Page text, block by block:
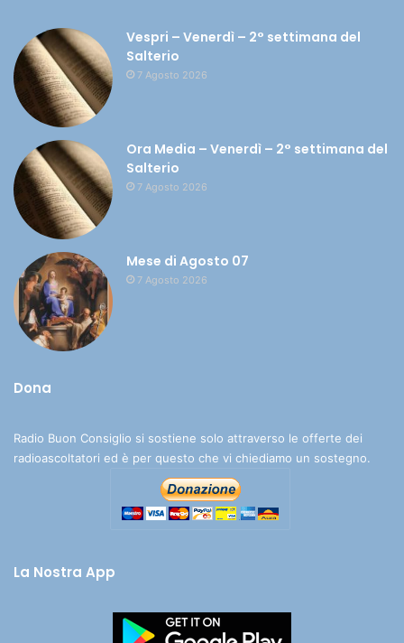
Vespri – Venerdì – 2° settimana del
Salterio
7 Agosto 2026
Ora Media – Venerdì – 2° settimana del
Salterio
7 Agosto 2026
Mese di Agosto 07
7 Agosto 2026
Dona
Radio Buon Consiglio si sostiene solo attraverso le offerte dei
radioascoltatori ed è per questo che vi chiediamo un sostegno.
La Nostra App